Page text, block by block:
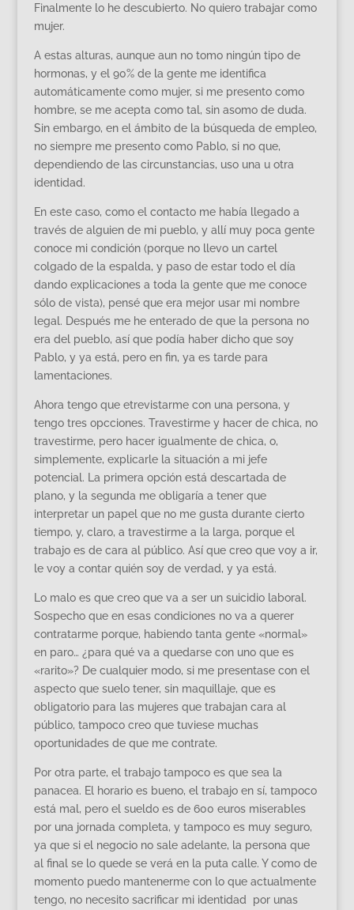
Finalmente lo he descubierto. No quiero trabajar como
mujer.
A estas alturas, aunque aun no tomo ningún tipo de
hormonas, y el 90% de la gente me identifica
automáticamente como mujer, si me presento como
hombre, se me acepta como tal, sin asomo de duda.
Sin embargo, en el ámbito de la búsqueda de empleo,
no siempre me presento como Pablo, si no que,
dependiendo de las circunstancias, uso una u otra
identidad.
En este caso, como el contacto me había llegado a
través de alguien de mi pueblo, y allí muy poca gente
conoce mi condición (porque no llevo un cartel
colgado de la espalda, y paso de estar todo el día
dando explicaciones a toda la gente que me conoce
sólo de vista), pensé que era mejor usar mi nombre
legal. Después me he enterado de que la persona no
era del pueblo, así que podía haber dicho que soy
Pablo, y ya está, pero en fin, ya es tarde para
lamentaciones.
Ahora tengo que etrevistarme con una persona, y
tengo tres opcciones. Travestirme y hacer de chica, no
travestirme, pero hacer igualmente de chica, o,
simplemente, explicarle la situación a mi jefe
potencial. La primera opción está descartada de
plano, y la segunda me obligaría a tener que
interpretar un papel que no me gusta durante cierto
tiempo, y, claro, a travestirme a la larga, porque el
trabajo es de cara al público. Así que creo que voy a ir,
le voy a contar quién soy de verdad, y ya está.
Lo malo es que creo que va a ser un suicidio laboral.
Sospecho que en esas condiciones no va a querer
contratarme porque, habiendo tanta gente «normal»
en paro… ¿para qué va a quedarse con uno que es
«rarito»? De cualquier modo, si me presentase con el
aspecto que suelo tener, sin maquillaje, que es
obligatorio para las mujeres que trabajan cara al
público, tampoco creo que tuviese muchas
oportunidades de que me contrate.
Por otra parte, el trabajo tampoco es que sea la
panacea. El horario es bueno, el trabajo en sí, tampoco
está mal, pero el sueldo es de 600 euros miserables
por una jornada completa, y tampoco es muy seguro,
ya que si el negocio no sale adelante, la persona que
al final se lo quede se verá en la puta calle. Y como de
momento puedo mantenerme con lo que actualmente
tengo, no necesito sacrificar mi identidad por unas